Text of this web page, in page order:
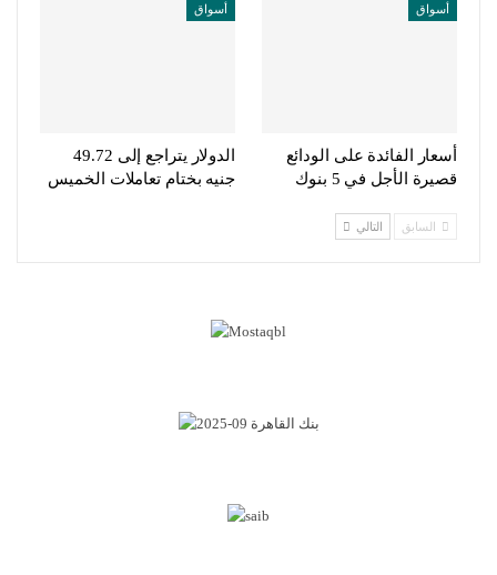
أسواق
أسعار الفائدة على الودائع
قصيرة الأجل في 5 بنوك
أسواق
الدولار يتراجع إلى 49.72
جنيه بختام تعاملات الخميس
السابق التالي